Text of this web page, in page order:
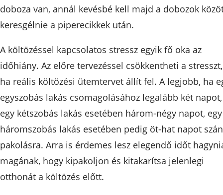
doboza van, annál kevésbé kell majd a dobozok
keresgélnie a piperecikkek után.
A költözéssel kapcsolatos stressz egyik fő oka az
időhiány. Az előre tervezéssel csökkentheti a stresszt,
ha reális költözési ütemtervet állít fel. A legjobb, ha
egyszobás lakás csomagolásához legalább két napot,
egy kétszobás lakás esetében három-négy napot, egy
háromszobás lakás esetében pedig öt-hat napot
pakolásra. Arra is érdemes lesz elegendő időt
magának, hogy kipakoljon és kitakarítsa jelenlegi
otthonát a költözés előtt.